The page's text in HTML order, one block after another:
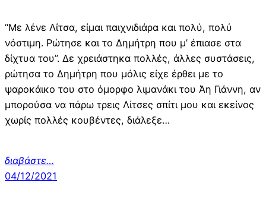
“Με λένε Λίτσα, είμαι παιχνιδιάρα και πολύ, πολύ
νόστιμη. Ρώτησε και το Δημήτρη που μ’ έπιασε στα
δίχτυα του”. Δε χρειάστηκα πολλές, άλλες συστάσεις,
ρώτησα το Δημήτρη που μόλις είχε έρθει με το
ψαροκάικο του στο όμορφο λιμανάκι του Άη Γιάννη, αν
μπορούσα να πάρω τρεις Λίτσες σπίτι μου και εκείνος
χωρίς πολλές κουβέντες, διάλεξε…
διαβάστε…
04/12/2021